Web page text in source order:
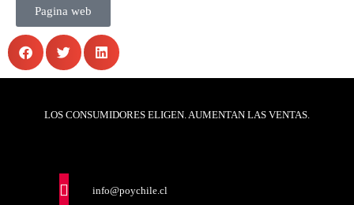
Pagina web
LOS CONSUMIDORES ELIGEN. AUMENTAN LAS VENTAS.
info@poychile.cl